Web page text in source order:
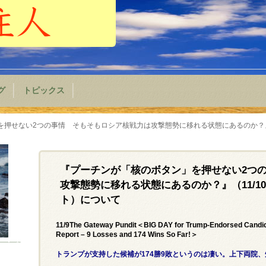
トピックス
押せない2つの事情 そもそもロシア核戦力は攻撃態勢に移れる状態にあるのか
『プーチンが「核のボタン」を押せない2
攻撃態勢に移れる状態にあるのか？』（11/
ト）について
11/9The Gateway Pundit＜BIG DAY for Trump-Endorsed
Report – 9 Losses and 174 Wins So Far!＞
トランプが支持した候補が174勝9敗というのは凄い。上下両院